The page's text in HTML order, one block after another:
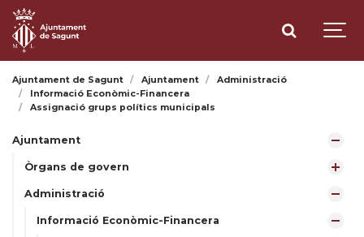
Ajuntament de Sagunt Ajuntament
Administració
Informació Econòmic-Financera
Assignació grups polítics municipals
Ajuntament
Òrgans de govern
Administració
Informació Econòmic-Financera